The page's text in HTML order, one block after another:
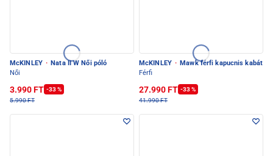
McKINLEY · Nata II W Női póló
Női
3.990 FT -33 %
5.990 FT
McKINLEY · Mawk férfi kapucnis kabát
Férfi
27.990 FT -33 %
41.990 FT